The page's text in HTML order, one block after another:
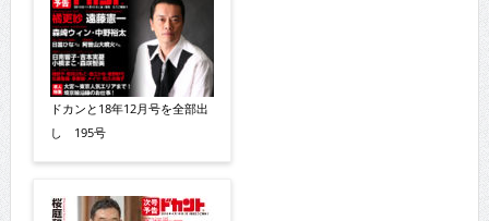
ドカンと18年12月号を全部出
し 195号